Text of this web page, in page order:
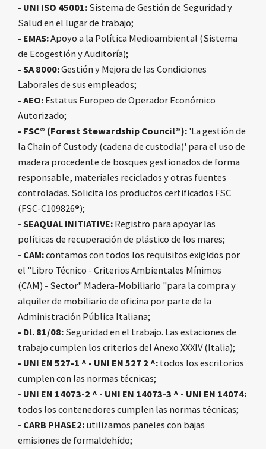
- UNI ISO 45001: Sistema de Gestión de Seguridad y
Salud en el lugar de trabajo;
- EMAS:Apoyo a la Política Medioambiental (Sistema
de Ecogestión y Auditoría);
- SA 8000:Gestión y Mejora de las Condiciones
Laborales de sus empleados;
- AEO: Estatus Europeo de Operador Económico
Autorizado;
- FSC® (ForestStewardship Council®): 'La gestión de
la Chain of Custody (cadena de custodia)' para el uso de
madera procedente de bosques gestionados de forma
responsable, materiales reciclados y otras fuentes
controladas. Solicita los productos certificados FSC
(FSC-C109826®);
- SEAQUAL INITIATIVE: Registro para apoyar las
políticas de recuperación de plástico de los mares;
- CAM:contamos con todos los requisitos exigidos por
el "Libro Técnico - Criterios Ambientales Mínimos
(CAM) - Sector" Madera-Mobiliario "para la compra y
alquiler de mobiliario de oficina por parte de la
Administración Pública Italiana;
- Dl. 81/08: Seguridad en el trabajo. Las estaciones de
trabajo cumplen los criterios del Anexo XXXIV (Italia);
- UNI EN 527-1 ^ - UNI EN 527 2 ^: todos los escritorios
cumplen con las normas técnicas;
- UNI EN 14073-2 ^ - UNI EN 14073-3 ^ - UNI EN 14074:
todos los contenedores cumplen las normas técnicas;
- CARB PHASE2: utilizamos paneles con bajas
emisiones de formaldehído;